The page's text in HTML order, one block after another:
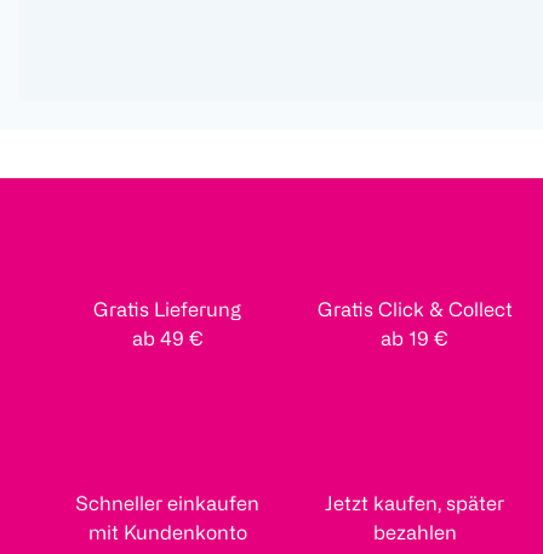
Gratis Lieferung
ab 49 €
Gratis Click & Collect
ab 19 €
Schneller einkaufen
mit Kundenkonto
Jetzt kaufen, später
bezahlen